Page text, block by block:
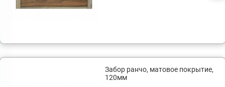
Забор ранчо, матовое покрытие,
120мм